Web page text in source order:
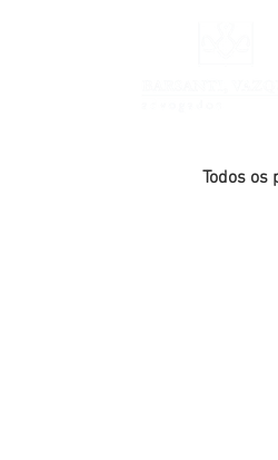
Todos os